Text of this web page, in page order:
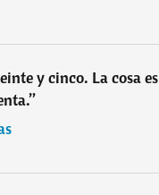
y cinco. La cosa es
”